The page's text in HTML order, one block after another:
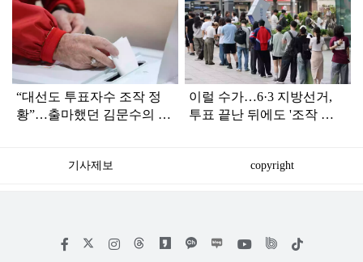
라
인
“대선도 투표자수 조작 정
황”…출마했던 김문수의 반
이럴 수가…6·3 지방선거,
투표 끝난 뒤에도 '조작 정
기사제보 copyright
페
인
위
틱